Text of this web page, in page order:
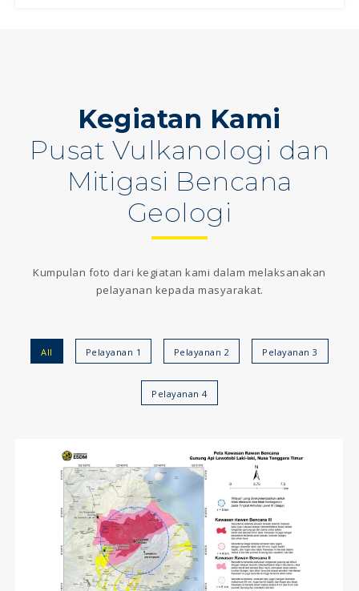
Kegiatan Kami
Pusat Vulkanologi dan
Mitigasi Bencana
Geologi
Kumpulan foto dari kegiatan kami dalam melaksanakan
pelayanan kepada masyarakat.
All Pelayanan 1 Pelayanan 2 Pelayanan 3
Pelayanan 4